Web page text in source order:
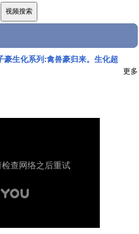
豪生化系列:禽兽豪归来。生化超
更多